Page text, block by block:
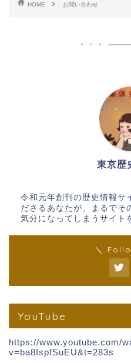
HOME お問い合わせ
東京歴
令和元年創刊の歴史情報サ
ださるあなたが、まるでそ
気分になってしまうサイト
＼
YouTube
https://www.youtube.com/
v=ba8IspfSuEU&t=283s